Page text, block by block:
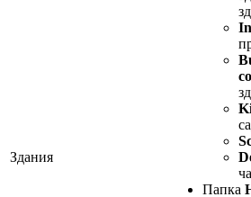
Здания
Папка